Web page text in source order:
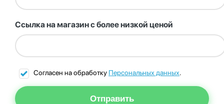
Ссылка на магазин с более низкой ценой
Согласен на обработку Персональных данных.
Отправить